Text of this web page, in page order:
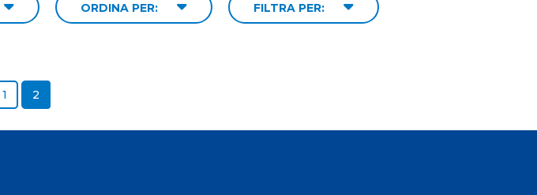
ORDINA PER: FILTRA PER:
page
Page
1 Page
2